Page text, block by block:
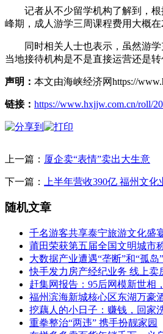
记者从不少留学机构了解到，根
峰期，成人游学三周课程费用大概
同时相关人士也表示，虽然游学
当地接待机构是不是直接运营还是
声明： 本文由海峡经济网https://
链接： https://www.hxjjw.com.cn/roll/
上一篇： 厦企卖“表情”卖出大生意
下一篇： 上半年营收390亿 福州文化
随机文章
千名游客共享泰宁旅游文化盛
莆田荣获第五届全国文明城市
大数据产业遭遇“垄断”和“孤岛”
快手发力房产经纪业务 线上卖
赶集网报告：95后网模新世相
福州滨海新城核心区东湖万豪
挖藕人的小日子：赚钱，回家
重拳整治“两违” 携手扮靓家园